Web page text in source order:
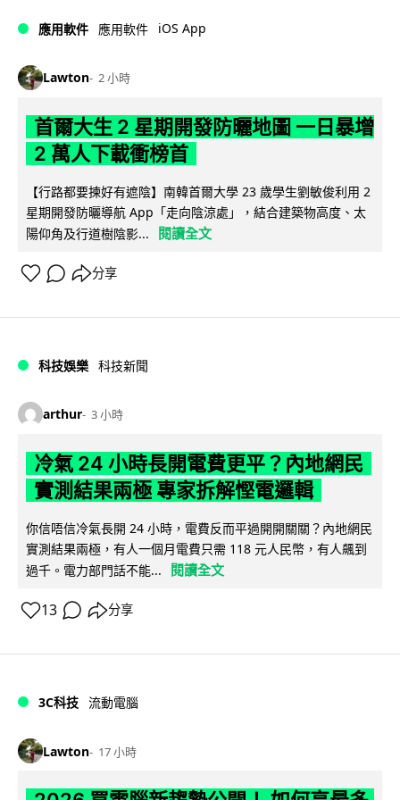
應用軟件 應用軟件 iOS App
Lawton 2 小時
首爾大生 2 星期開發防曬地圖 一日暴增
2 萬人下載衝榜首
【行路都要揀好有遮陰】南韓首爾大學 23 歲學生劉敏俊利用 2
星期開發防曬導航 App「走向陰涼處」，結合建築物高度、太
陽仰角及行道樹陰影...
閱讀全文
分享
科技娛樂 科技新聞
arthur 3 小時
冷氣 24 小時長開電費更平？內地網民
實測結果兩極 專家拆解慳電邏輯
你信唔信冷氣長開 24 小時，電費反而平過開開關關？內地網民
實測結果兩極，有人一個月電費只需 118 元人民幣，有人飆到
過千。電力部門話不能...
閱讀全文
13 分享
3C科技 流動電腦
Lawton 17 小時